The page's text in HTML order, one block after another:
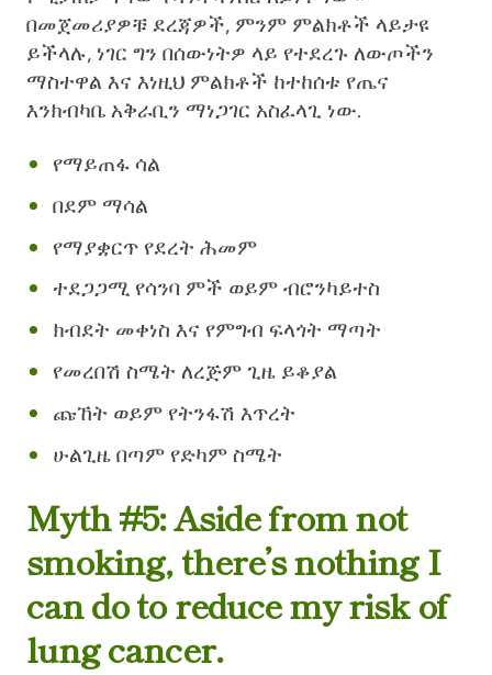
በመጀመሪያዎቹ ደረጃዎች, ምንም ምልክቶች ላይታዩ
ይችላሉ, ነገር ግን በሰውነትዎ ላይ የተደረጉ ለውጦችን
ማስተዋል እና እነዚህ ምልክቶች ከተከሰቱ የጤና
እንክብካቤ አቅራቢን ማነጋገር አስፈላጊ ነው.
የማይጠፋ ሳል
በደም ማሳል
የማያቋርጥ የደረት ሕመም
ተደጋጋሚ የሳንባ ምች ወይም ብሮንካይተስ
ክብደት መቀነስ እና የምግብ ፍላጎት ማጣት
የመረበሽ ስሜት ለረጅም ጊዜ ይቆያል
ጩኸት ወይም የትንፋሽ እጥረት
ሁልጊዜ በጣም የድካም ስሜት
Myth #5: Aside from not
smoking, there’s nothing I
can do to reduce my risk of
lung cancer.